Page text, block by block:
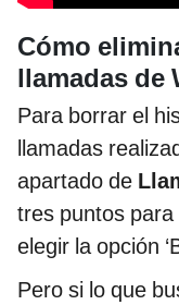
Cómo
llamadas de
Para borrar el
llamadas
apartado de
tres puntos
elegir la opción
Pero si lo que